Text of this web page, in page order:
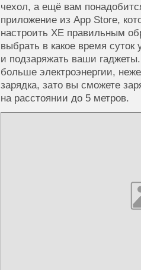
чехол, а ещё вам
приложение из App Store,
настроить XE правильным
выбрать в какое время
и подзаряжать ваши
больше электроэнергии,
зарядка, зато вы сможете
на расстоянии до 5 метров.